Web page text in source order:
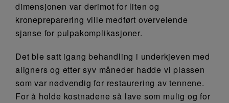
dimensjonen var derimot for liten og
kronepreparering ville medført overveiende
sjanse for pulpakomplikasjoner.
Det ble satt igang behandling i underkjeven med
aligners og etter syv måneder hadde vi plassen
som var nødvendig for restaurering av tennene.
For å holde kostnadene så lave som mulig og for